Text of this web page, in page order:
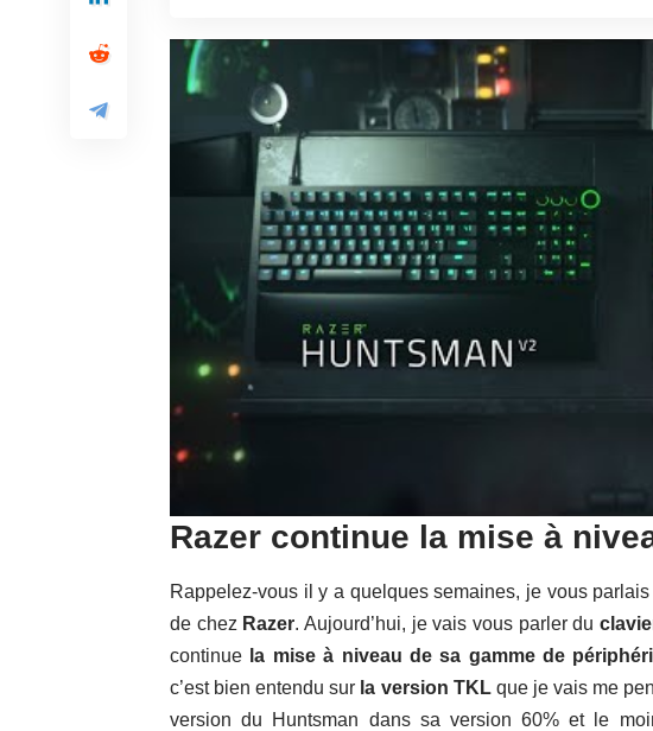
Razer continue la mise à
Rappelez-vous il y a quelques semaines, je vous
de chez Razer. Aujourd’hui, je vais vous parler du
continue la mise à niveau de sa gamme de
c’est bien entendu sur la version TKLque je vais me
version du Huntsman dans sa version 60% et le